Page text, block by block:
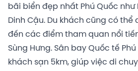
bãi biển đẹp nhất Phú Quốc như
Dinh Cậu. Du khách cũng có
đến các điểm tham quan nổi
Sùng Hưng. Sân bay Quốc tế
khách sạn 5km, giúp việc di